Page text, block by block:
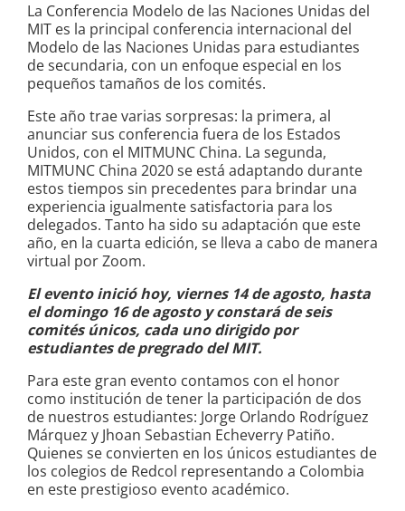
La Conferencia Modelo de las Naciones Unidas del
MIT es la principal conferencia internacional del
Modelo de las Naciones Unidas para estudiantes
de secundaria, con un enfoque especial en los
pequeños tamaños de los comités.
Este año trae varias sorpresas: la primera, al
anunciar sus conferencia fuera de los Estados
Unidos, con el MITMUNC China. La segunda,
MITMUNC China 2020 se está adaptando durante
estos tiempos sin precedentes para brindar una
experiencia igualmente satisfactoria para los
delegados. Tanto ha sido su adaptación que este
año, en la cuarta edición, se lleva a cabo de manera
virtual por Zoom.
El evento inició hoy, viernes 14 de agosto, hasta
el domingo 16 de agosto y constará de seis
comités únicos, cada uno dirigido por
estudiantes de pregrado del MIT.
Para este gran evento contamos con el honor
como institución de tener la participación de dos
de nuestros estudiantes: Jorge Orlando Rodríguez
Márquez y Jhoan Sebastian Echeverry Patiño.
Quienes se convierten en los únicos estudiantes de
los colegios de Redcol representando a Colombia
en este prestigioso evento académico.